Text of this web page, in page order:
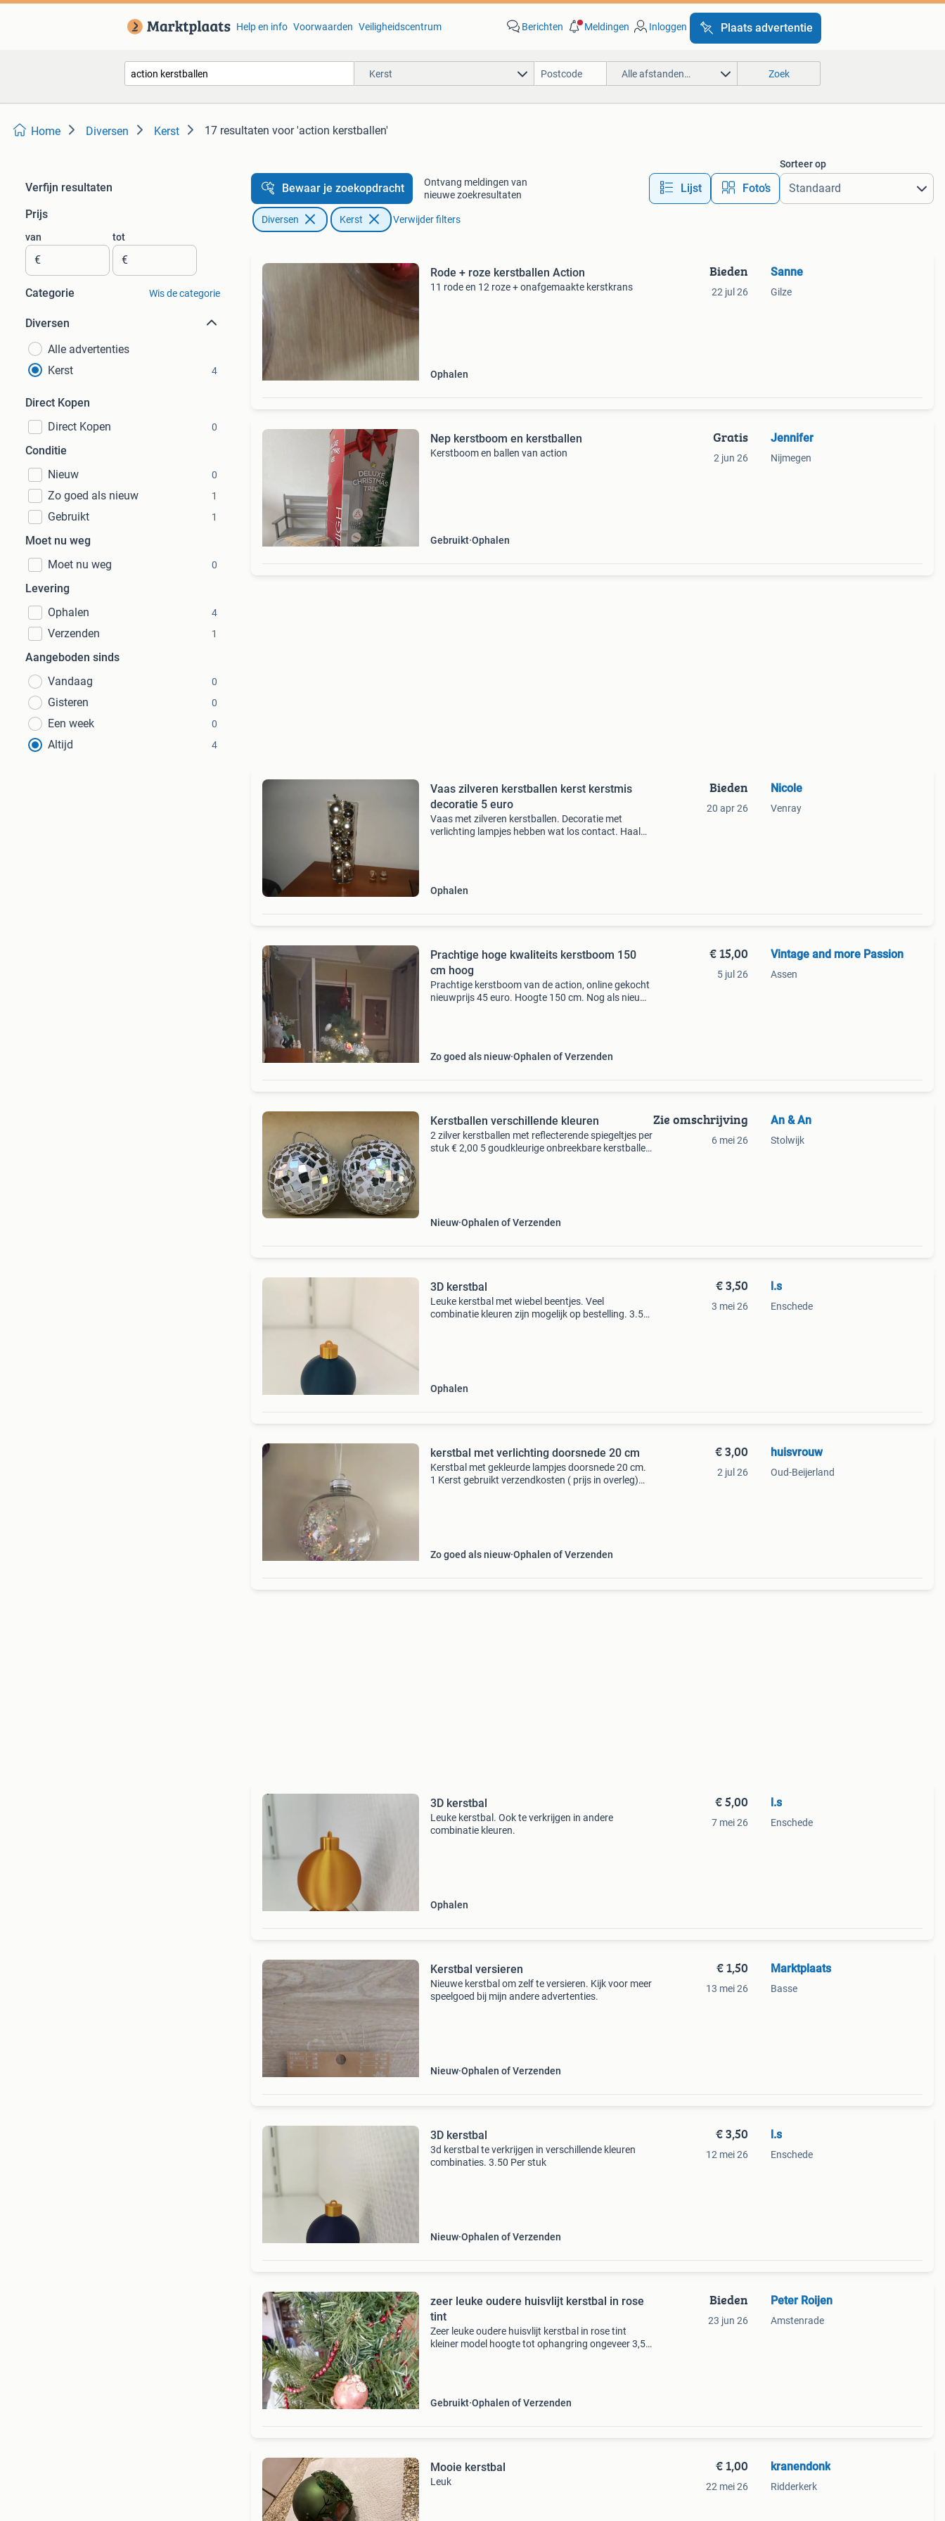
Help en info Voorwaarden Veiligheidscentrum Berichten Meldingen Inloggen Plaats advertentie
Kerst Alle afstanden… Zoek
Home Diversen Kerst 17 resultaten voor 'action kerstballen'
Verfijn resultaten
Prijs
van
€
tot
€
Categorie Wis de categorie
Diversen
Alle advertenties
Kerst
4
Direct Kopen
Direct Kopen
0
Conditie
Nieuw
0
Zo goed als nieuw 1
Gebruikt 1
Moet nu weg
Moet nu weg
0
Levering
Ophalen
4
Verzenden 1
Aangeboden sinds
Vandaag
0
Gisteren 0
Een week 0
Altijd 4
Bewaar je zoekopdracht
Ontvang meldingen van
nieuwe zoekresultaten
Lijst Foto’s
Sorteer op
Diversen Kerst Verwijder filters
Rode + roze kerstballen Action
11 rode en 12 roze + onafgemaakte kerstkrans
Ophalen
Bieden
22 jul 26
Sanne
Gilze
Nep kerstboom en kerstballen
Kerstboom en ballen van action
Gebruikt Ophalen
Gratis
2 jun 26
Jennifer
Nijmegen
Vaas zilveren kerstballen kerst kerstmis
decoratie 5 euro
Vaas met zilveren kerstballen. Decoratie met
verlichting lampjes hebben wat los contact. Haal
Ophalen
Bieden
20 apr 26
Nicole
Venray
Prachtige hoge kwaliteits kerstboom 150
cm hoog
Prachtige kerstboom van de action, online gekocht
nieuwprijs 45 euro. Hoogte 150 cm. Nog als nieuw!
Zo goed als nieuw Ophalen of Verzenden
€ 15,00
5 jul 26
Vintage and more Passion
Assen
Kerstballen verschillende kleuren
2 zilver kerstballen met reflecterende spiegeltjes per
stuk € 2,00 5 goudkleurige onbreekbare kerstballen
Nieuw Ophalen of Verzenden
Zie omschrijving
6 mei 26
An & An
Stolwijk
3D kerstbal
Leuke kerstbal met wiebel beentjes. Veel
combinatie kleuren zijn mogelijk op bestelling. 3.50
Ophalen
€ 3,50
3 mei 26
l.s
Enschede
kerstbal met verlichting doorsnede 20 cm
Kerstbal met gekleurde lampjes doorsnede 20 cm.
1 Kerst gebruikt verzendkosten ( prijs in overleg)
Zo goed als nieuw Ophalen of Verzenden
€ 3,00
2 jul 26
huisvrouw
Oud-Beijerland
3D kerstbal
Leuke kerstbal. Ook te verkrijgen in andere
combinatie kleuren.
Ophalen
€ 5,00
7 mei 26
l.s
Enschede
Kerstbal versieren
Nieuwe kerstbal om zelf te versieren. Kijk voor meer
speelgoed bij mijn andere advertenties.
Nieuw Ophalen of Verzenden
€ 1,50
13 mei 26
Marktplaats
Basse
3D kerstbal
3d kerstbal te verkrijgen in verschillende kleuren
combinaties. 3.50 Per stuk
Nieuw Ophalen of Verzenden
€ 3,50
12 mei 26
l.s
Enschede
zeer leuke oudere huisvlijt kerstbal in rose
tint
Zeer leuke oudere huisvlijt kerstbal in rose tint
kleiner model hoogte tot ophangring ongeveer 3,5
Gebruikt Ophalen of Verzenden
Bieden
23 jun 26
Peter Roijen
Amstenrade
Mooie kerstbal
Leuk
€ 1,00
22 mei 26
kranendonk
Ridderkerk